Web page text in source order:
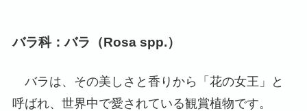
バラ科：バラ（Rosa spp.）
バラは、その美しさと香りから「花の女王」と
呼ばれ、世界中で愛されている観賞植物です。